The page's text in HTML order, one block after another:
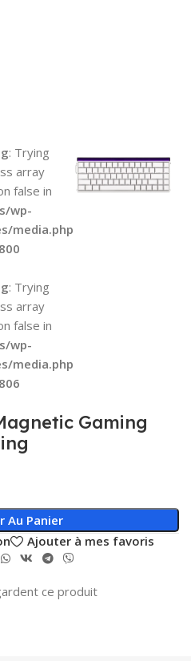
: Trying
array
false in
wp-
media.php
800
: Trying
array
false in
wp-
media.php
806
Gaming
Au Panier
Ajouter à mes favoris
ce produit